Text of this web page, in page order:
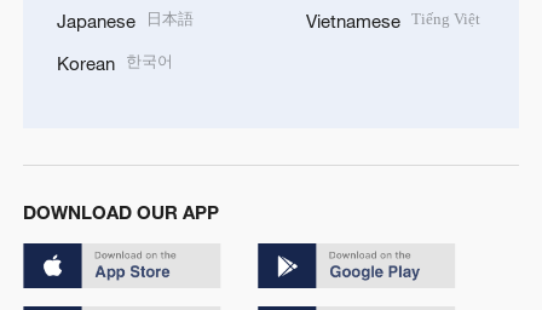
Japanese 日本語
Korean 한국어
Vietnamese Tiếng Việt
DOWNLOAD OUR APP